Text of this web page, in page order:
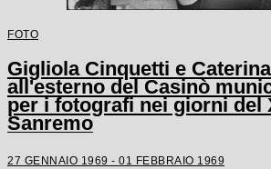
FOTO
Gigliola Cinquetti e
all'esterno del Casinò
per i fotografi nei giorni del
Sanremo
27 GENNAIO 1969 - 01 FEBBRAIO 1969